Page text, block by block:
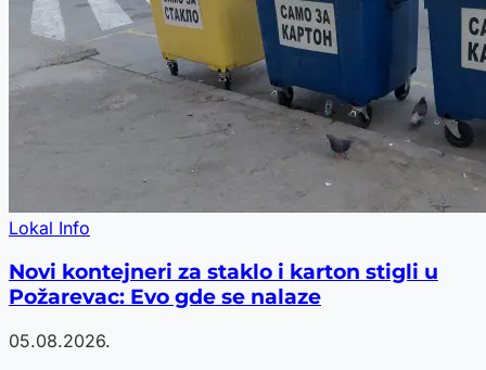
Lokal Info
Novi kontejneri za staklo i karton stigli u
Požarevac: Evo gde se nalaze
05.08.2026.